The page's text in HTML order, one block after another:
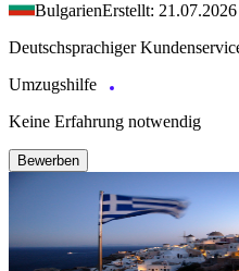
BulgarienErstellt: 21.07.2026
Deutschsprachiger
Umzugshilfe
Keine Erfahrung notwendig
Bewerben